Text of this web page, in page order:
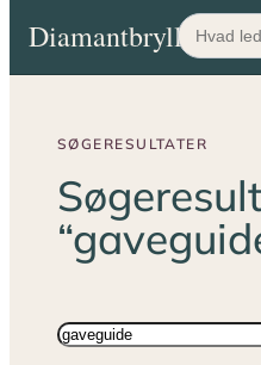
Diamantbryllup
SØGERESULTATER
Søg